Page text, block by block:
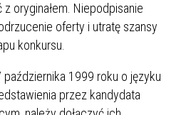
oryginałem. Niepodpisanie
oferty i utratę szansy
konkursu.
1999 roku o języku
przez kandydata